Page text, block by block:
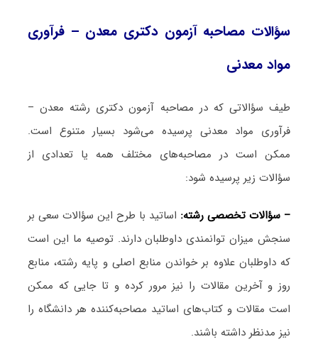
سؤالات مصاحبه آزمون دکتری معدن – فرآوری
مواد معدنی
طیف سؤالاتی که در مصاحبه آزمون دکتری رشته معدن –
فرآوری مواد معدنی پرسیده می‌شود بسیار متنوع است.
ممکن است در مصاحبه‌های مختلف همه یا تعدادی از
سؤالات زیر پرسیده شود:
– سؤالات تخصصی رشته: اساتید با طرح این سؤالات سعی بر
سنجش میزان توانمندی داوطلبان دارند. توصیه ما این است
که داوطلبان علاوه بر خواندن منابع اصلی و پایه رشته، منابع
روز و آخرین مقالات را نیز مرور کرده و تا جایی که ممکن
است مقالات و کتاب‌های اساتید مصاحبه‌کننده هر دانشگاه را
نیز مدنظر داشته باشند.